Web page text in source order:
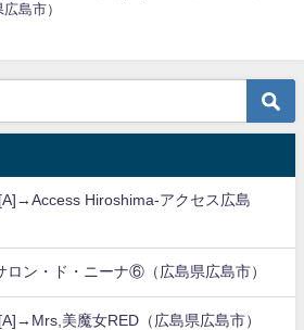
広島市）
Hiroshima-アクセス広島
ン・ド・ニーナ⑥（広島県広島市）
美魔女RED（広島県広島市）